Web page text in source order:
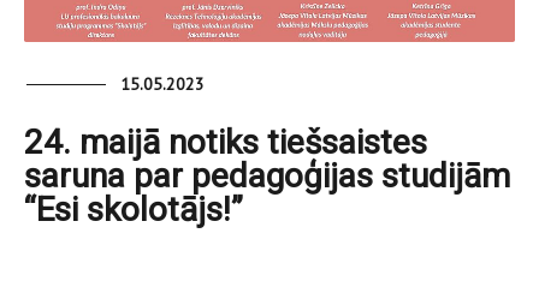
15.05.2023
24. maijā notiks tiešsaistes
saruna par pedagoģijas studijām
“Esi skolotājs!”